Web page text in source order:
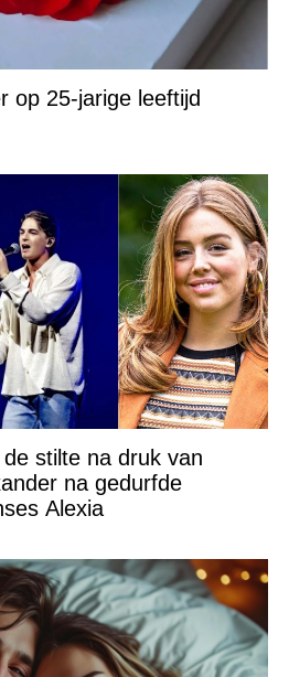
op 25-jarige leeftijd
stilte na druk van
na gedurfde
Alexia